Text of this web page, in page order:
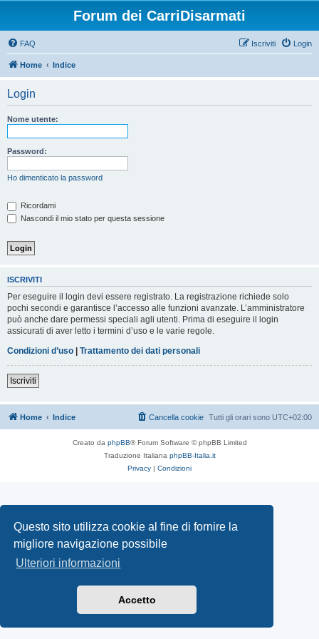
Questo sito utilizza cookie al fine di fornire la
migliore navigazione possibile
Ulteriori informazioni
Accetto
Forum dei CarriDisarmati
FAQ Login
Iscriviti
Home Indice
Login
Nome utente:
Password:
Ho dimenticato la password
Ricordami
Nascondi il mio stato per questa sessione
ISCRIVITI
Per eseguire il login devi essere registrato. La registrazione richiede solo
pochi secondi e garantisce l’accesso alle funzioni avanzate. L’amministratore
può anche dare permessi speciali agli utenti. Prima di eseguire il login
assicurati di aver letto i termini d’uso e le varie regole.
Condizioni d’uso | Trattamento dei dati personali
Iscriviti
Home Indice Tutti gli orari sono UTC+02:00
Cancella cookie
Creato da phpBB® Forum Software © phpBB Limited
Traduzione Italiana phpBB-Italia.it
Privacy | Condizioni